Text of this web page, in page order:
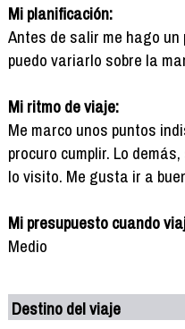
Mi planificación:
Antes de salir me hago
puedo variarlo sobre la
Mi ritmo de viaje:
Me marco unos puntos
procuro cumplir. Lo
lo visito. Me gusta ir a
Mi presupuesto cuando
Medio
Destino del viaje